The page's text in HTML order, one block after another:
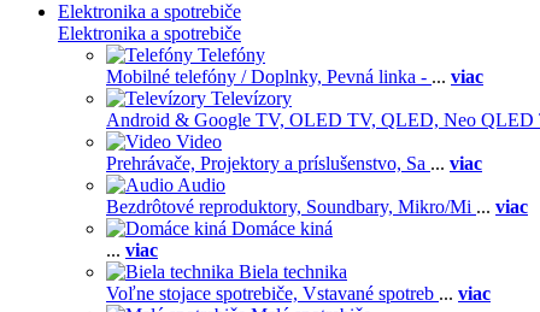
Elektronika a spotrebiče
Elektronika a spotrebiče
Telefóny
Mobilné telefóny / Doplnky, Pevná linka - ... viac
Televízory
Android & Google TV, OLED TV, QLED, Neo QLED
Video
Prehrávače, Projektory a príslušenstvo, Sa ... viac
Audio
Bezdrôtové reproduktory, Soundbary, Mikro/Mi ... viac
Domáce kiná
... viac
Biela technika
Voľne stojace spotrebiče, Vstavané spotreb ... viac